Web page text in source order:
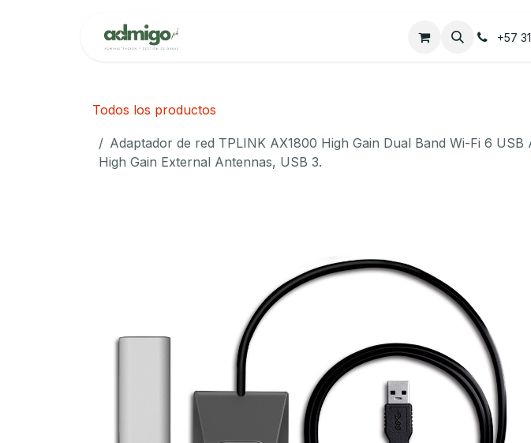
Contáctenos
+57
Todos los productos
Adaptador de red TPLINK AX1800 High Gain Dual Band Wi-Fi 6
High Gain External Antennas, USB 3.